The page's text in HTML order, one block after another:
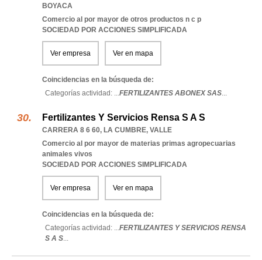
BOYACA
Comercio al por mayor de otros productos n c p
SOCIEDAD POR ACCIONES SIMPLIFICADA
Ver empresa Ver en mapa
Coincidencias en la búsqueda de:
Categorías actividad: ...FERTILIZANTES ABONEX SAS...
Fertilizantes Y Servicios Rensa S A S
CARRERA 8 6 60, LA CUMBRE, VALLE
Comercio al por mayor de materias primas agropecuarias
animales vivos
SOCIEDAD POR ACCIONES SIMPLIFICADA
Ver empresa Ver en mapa
Coincidencias en la búsqueda de:
Categorías actividad: ...FERTILIZANTES Y SERVICIOS RENSA
S A S...